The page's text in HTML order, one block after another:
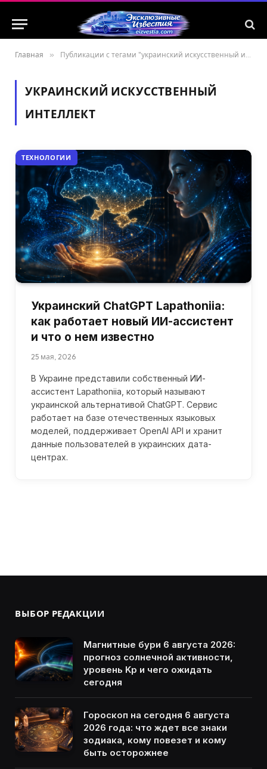
Главная » Публикации с тегами "украинский искусственный интеллект"
УКРАИНСКИЙ ИСКУССТВЕННЫЙ
ИНТЕЛЛЕКТ
ТЕХНОЛОГИИ
Украинский ChatGPT Lapathoniia:
как работает новый ИИ-ассистент
и что о нем известно
25 мая, 2026
В Украине представили собственный ИИ-
ассистент Lapathoniia, который называют
украинской альтернативой ChatGPT. Сервис
работает на базе отечественных языковых
моделей, поддерживает OpenAI API и хранит
данные пользователей в украинских дата-
центрах.
ВЫБОР РЕДАКЦИИ
Магнитные бури 6 августа 2026:
прогноз солнечной активности,
уровень Kp и чего ожидать
сегодня
Гороскоп на сегодня 6 августа
2026 года: что ждет все знаки
зодиака, кому повезет и кому
быть осторожнее